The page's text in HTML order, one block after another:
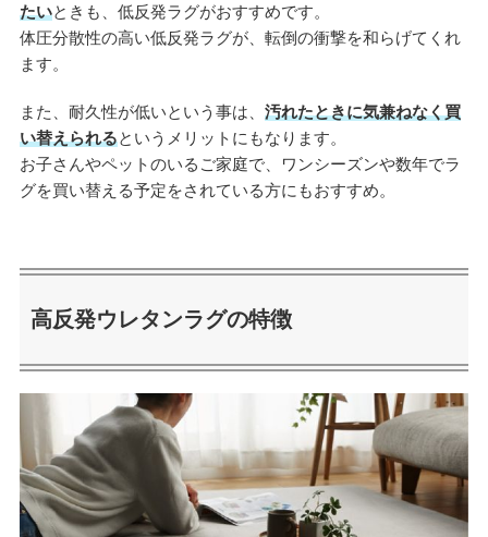
たいときも、低反発ラグがおすすめです。
体圧分散性の高い低反発ラグが、転倒の衝撃を和らげてくれ
ます。
また、耐久性が低いという事は、 汚れたときに気兼ねなく買
い替えられるというメリットにもなります。
お子さんやペットのいるご家庭で、ワンシーズンや数年でラ
グを買い替える予定をされている方にもおすすめ。
高反発ウレタンラグの特徴